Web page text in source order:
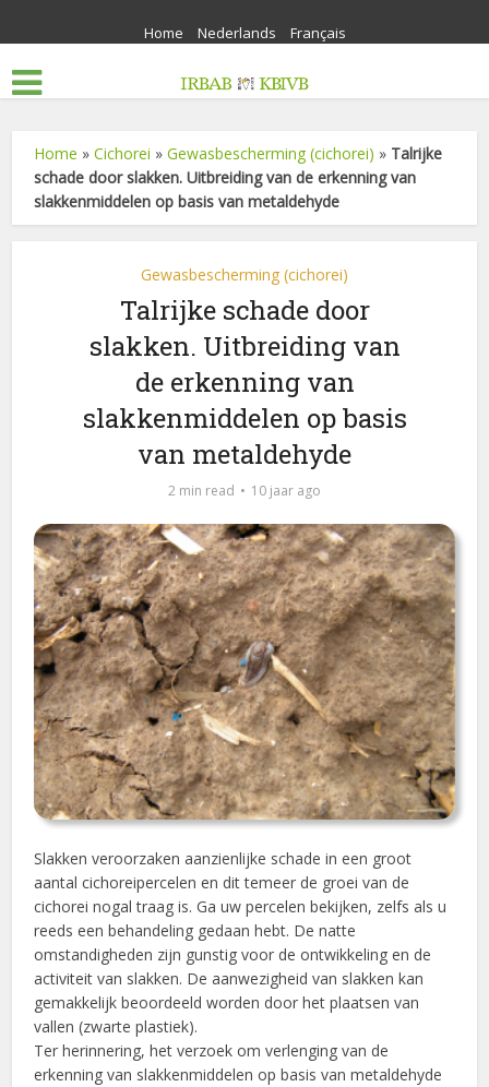
Home Nederlands Français
Home »Cichorei »Gewasbescherming (cichorei) » Talrijke
schade door slakken. Uitbreiding van de erkenning van
slakkenmiddelen op basis van metaldehyde
Gewasbescherming (cichorei)
Talrijke schade door
slakken. Uitbreiding van
de erkenning van
slakkenmiddelen op basis
van metaldehyde
2 min read 10 jaar ago
Slakken veroorzaken aanzienlijke schade in een groot
aantal cichoreipercelen en dit temeer de groei van de
cichorei nogal traag is. Ga uw percelen bekijken, zelfs als u
reeds een behandeling gedaan hebt. De natte
omstandigheden zijn gunstig voor de ontwikkeling en de
activiteit van slakken. De aanwezigheid van slakken kan
gemakkelijk beoordeeld worden door het plaatsen van
vallen (zwarte plastiek).
Ter herinnering, het verzoek om verlenging van de
erkenning van slakkenmiddelen op basis van metaldehyde